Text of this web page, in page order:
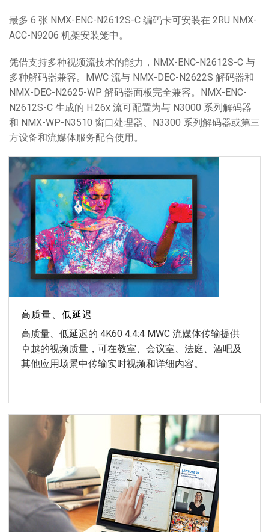
最多 6 张 NMX-ENC-N2612S-C 编码卡可安装在 2RU NMX-
ACC-N9206 机架安装笼中。
凭借支持多种视频流技术的能力，NMX-ENC-N2612S-C 与
多种解码器兼容。MWC 流与 NMX-DEC-N2622S 解码器和
NMX-DEC-N2625-WP 解码器面板完全兼容。NMX-ENC-
N2612S-C 生成的 H.26x 流可配置为与 N3000 系列解码器
和 NMX-WP-N3510 窗口处理器、N3300 系列解码器或第三
方设备和流媒体服务配合使用。
高质量、低延迟
高质量、低延迟的 4K60 4:4:4 MWC 流媒体传输提供
卓越的视频质量，可在教室、会议室、法庭、酒吧及
其他应用场景中传输实时视频和详细内容。